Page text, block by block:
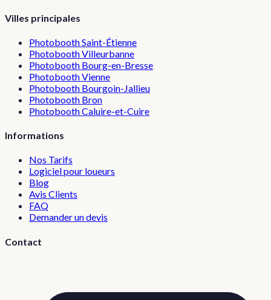
Villes principales
PhotoboothSaint-Étienne
PhotoboothVilleurbanne
Photobooth Bourg-en-Bresse
PhotoboothVienne
Photobooth Bourgoin-Jallieu
Photobooth Bron
PhotoboothCaluire-et-Cuire
Informations
Nos Tarifs
Logiciel pour loueurs
Blog
Avis Clients
FAQ
Demander un devis
Contact